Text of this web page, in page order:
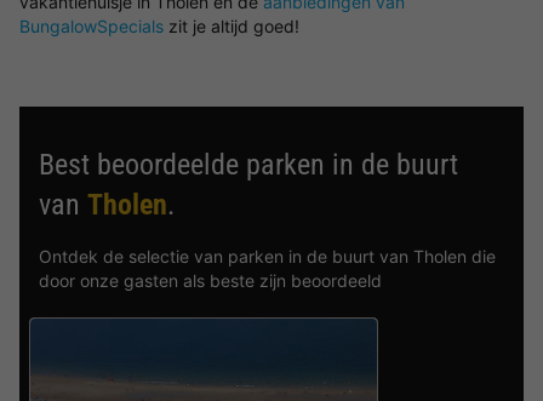
BungalowSpecials zit je altijd goed!
Best beoordeelde parken in de buurt
van Tholen.
Ontdek de selectie van parken in de buurt van Tholen die
door onze gasten als beste zijn beoordeeld